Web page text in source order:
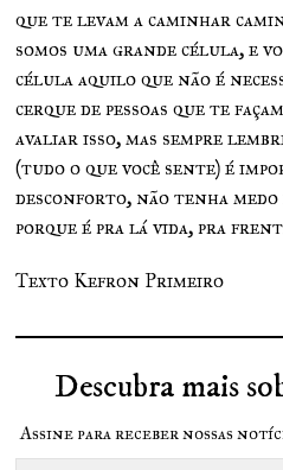
que te levam a caminhar
somos uma grande célula, e
célula aquilo que não é
cerque de pessoas que te
avaliar isso, mas sempre
(tudo o que você sente) é
desconforto, não tenha
porque é pra lá vida, pra
Texto Kefron Primeiro
Descubra mais
Assine para receber nossas
Digite seu e-mail…